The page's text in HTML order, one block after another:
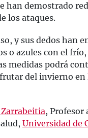
han demostrado
los ataques.
y sus dedos han
o azules con el
medidas podrá
del invierno en
, Profesor
Universidad de